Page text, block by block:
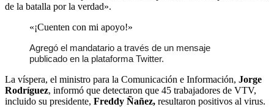
de la batalla por la verdad».
«¡Cuenten con mi apoyo!»
Agregó el mandatario a través de un mensaje
publicado en la plataforma Twitter.
La víspera, el ministro para la Comunicación e Información, Jorge
Rodríguez, informó que detectaron que 45 trabajadores de VTV,
incluido su presidente, Freddy Ñañez, resultaron positivos al virus.